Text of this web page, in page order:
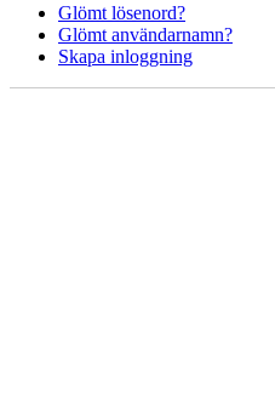
Glömt lösenord?
Glömt användarnamn?
Skapa inloggning